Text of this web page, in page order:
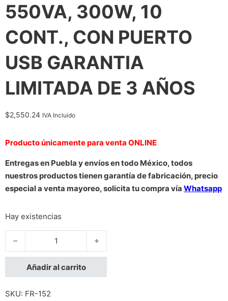
550VA, 300W, 10
CONT., CON PUERTO
USB GARANTIA
LIMITADA DE 3 AÑOS
$2,550.24 IVA Incluido
Producto únicamente para venta ONLINE
Entregas en Puebla y envíos en todo México, todos
nuestros productos tienen garantía de fabricación, precio
especial a venta mayoreo, solicita tu compra vía Whatsapp
Hay existencias
NOBREAK TRIPP-LITE INTERNET550U INTERACTIVO DE
Añadir al carrito
SKU: FR-152